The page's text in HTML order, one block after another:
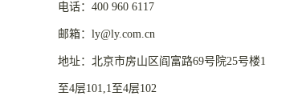
电话：400 960 6117
邮箱：ly@ly.com.cn
地址：北京市房山区阎富路69号院25号楼1
至4层101,1至4层102